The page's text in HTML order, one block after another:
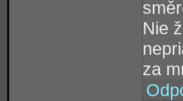
Nie
za